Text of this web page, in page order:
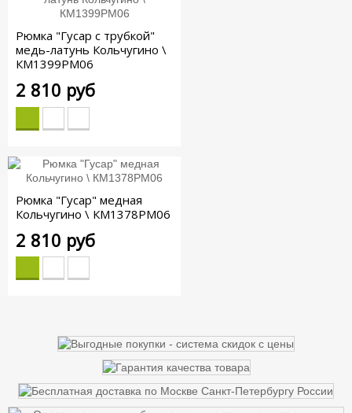
Рюмка "Гусар с трубкой"
медь-латунь Кольчугино \
КМ1399РМ06
2 810 руб
Рюмка "Гусар" медная
Кольчугино \ КМ1378РМ06
2 810 руб